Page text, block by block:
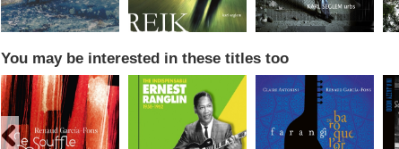
You may be interested in these titles too